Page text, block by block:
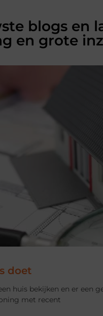
blogs en
en grote
doet
huis bekijken en er een
met recent